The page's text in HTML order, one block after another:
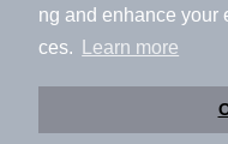
ng and enhance your
ces.
Learn more
特定商取引法に
運営会社